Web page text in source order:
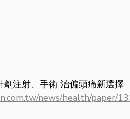
劑注射、手術 治偏頭痛新選擇
news/health/paper/